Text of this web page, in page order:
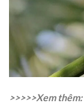
>>>>>Xem thêm: